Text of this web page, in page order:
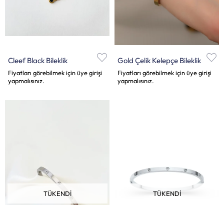
Cleef Black Bileklik
Fiyatları görebilmek için üye girişi
yapmalısınız.
Gold Çelik Kelepçe Bileklik
Fiyatları görebilmek için üye girişi
yapmalısınız.
TÜKENDI TÜKENDI